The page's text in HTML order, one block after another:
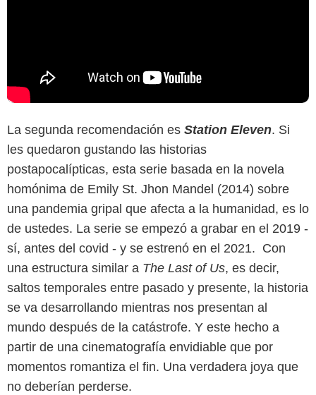
La segunda recomendación es Station Eleven. Si
les quedaron gustando las historias
postapocalípticas, esta serie basada en la novela
homónima de Emily St. Jhon Mandel (2014) sobre
una pandemia gripal que afecta a la humanidad, es lo
de ustedes. La serie se empezó a grabar en el 2019 -
sí, antes del covid - y se estrenó en el 2021. Con
una estructura similar a The Last of Us, es decir,
saltos temporales entre pasado y presente, la historia
se va desarrollando mientras nos presentan al
mundo después de la catástrofe. Y este hecho a
partir de una cinematografía envidiable que por
momentos romantiza el fin. Una verdadera joya que
no deberían perderse.